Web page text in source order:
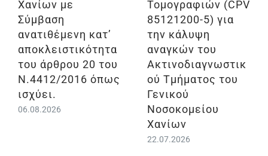
Χανίων με
Σύμβαση
ανατιθέμενη κατ’
αποκλειστικότητα
του άρθρου 20 του
Ν.4412/2016 όπως
ισχύει.
06.08.2026
Τομογραφιών (CPV
85121200-5) για
την κάλυψη
αναγκών του
Ακτινοδιαγνωστικ
ού Τμήματος του
Γενικού
Νοσοκομείου
Χανίων
22.07.2026